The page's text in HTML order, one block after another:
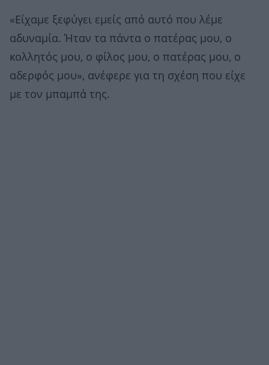
«Είχαμε ξεφύγει εμείς από αυτό που λέμε
αδυναμία. Ήταν τα πάντα ο πατέρας μου, ο
κολλητός μου, ο φίλος μου, ο πατέρας μου, ο
αδερφός μου», ανέφερε για τη σχέση που είχε
με τον μπαμπά της.